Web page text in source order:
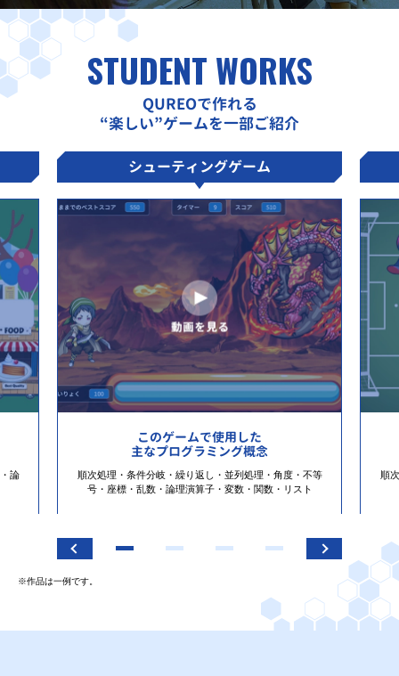
STUDENT WORKS
QUREOで作れる
“楽しい”ゲームを一部ご紹介
論
シューティングゲーム
このゲームで使用した
主なプログラミング概念
順次処理・条件分岐・繰り返し・並列処理・角度・不等
号・座標・乱数・論理演算子・変数・関数・リスト
順
※作品は一例です。